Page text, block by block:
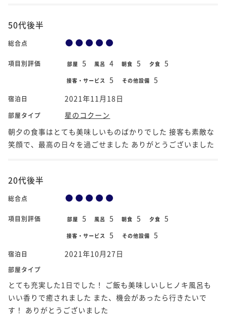
50代後半
総合点
項目別評価 部屋 5 風呂 4 朝食 5 夕食 5
接客・サービス 5 その他設備 5
宿泊日 2021年11月18日
部屋タイプ
星のコクーン
朝夕の食事はとても美味しいものばかりでした 接客も素敵な
笑顔で、最高の日々を過ごせました ありがとうございました
20代後半
総合点
項目別評価 部屋 5 風呂 5 朝食 5 夕食 5
接客・サービス 5 その他設備 5
宿泊日 2021年10月27日
部屋タイプ
とても充実した1日でした！ ご飯も美味しいしヒノキ風呂も
いい香りで癒されました また、機会があったら行きたいで
す！ ありがとうございました